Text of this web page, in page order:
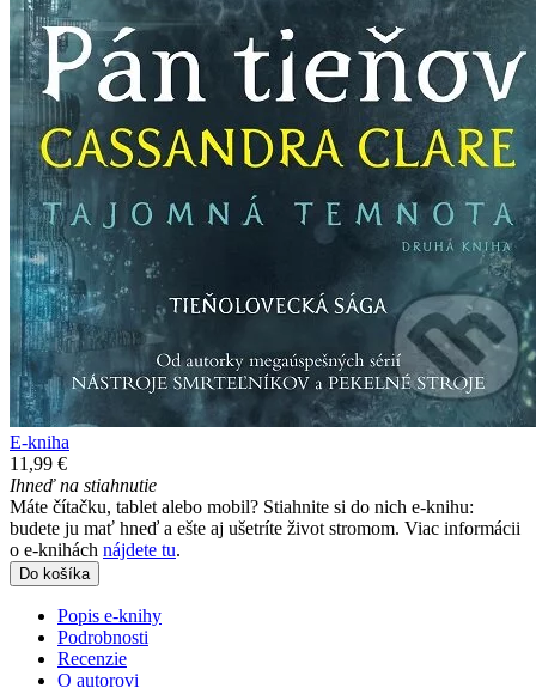
E-kniha
11,99 €
Ihneď na stiahnutie
Máte čítačku, tablet alebo mobil? Stiahnite si do nich e-knihu:
budete ju mať hneď a ešte aj ušetríte život stromom. Viac informácii
o e-knihách nájdete tu.
Do košíka
Popis e-knihy
Podrobnosti
Recenzie
O autorovi